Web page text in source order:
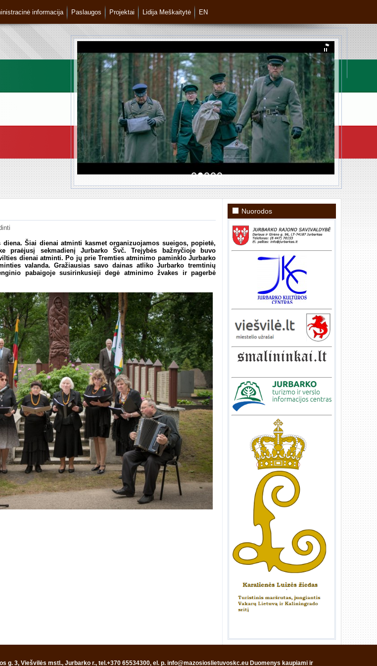
informacija Paslaugos Projektai Lidija Meškaitytė EN
Šiai dienai atminti kasmet organizuojamos sueigos, popietė,
praėjusį sekmadienį Jurbarko Švč. Trejybės bažnyčioje buvo
dienai atminti. Po jų prie Tremties atminimo paminklo Jurbarko
valanda. Gražiausias savo dainas atliko Jurbarko tremtinių
pabaigoje susirinkusieji degė atminimo žvakes ir pagerbė
Nuorodos
3, Viešvilės mstl., Jurbarko r., tel.+370 65534300, el. p. info@mazosioslietuvoskc.eu Duomenys kaupiami ir